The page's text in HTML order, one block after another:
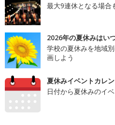
最大9連休となる場合
2026年の夏休みはい
学校の夏休みを地域
画しよう
夏休みイベントカレ
日付から夏休みのイ